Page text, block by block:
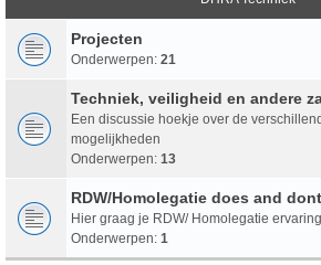
Projecten
Onderwerpen: 21
Techniek, veiligheid en andere
Een discussie hoekje over de
mogelijkheden
Onderwerpen: 13
RDW/Homolegatie does and
Hier graag je RDW/ Homolegatie
Onderwerpen: 1